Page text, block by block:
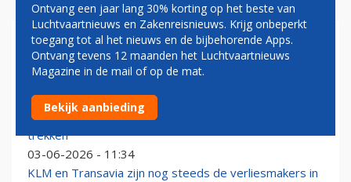
AF-KLM
Tickets bij Air France-KLM gratis te wijzigen om
klanten met brandstofstress over de streep te
trekken
03-06-2026 - 11:34
KLM en Transavia zijn nog steeds de verliesmakers in
Ontvang een jaar lang 30% korting op het beste van
Luchtvaartnieuws en Zakenreisnieuws. Krijg onbeperkt
toegang tot al het nieuws en de bijbehorende Apps.
Ontvang tevens 12 maanden het Luchtvaartnieuws
Magazine in de mail of op de mat.
Bekijk aanbieding